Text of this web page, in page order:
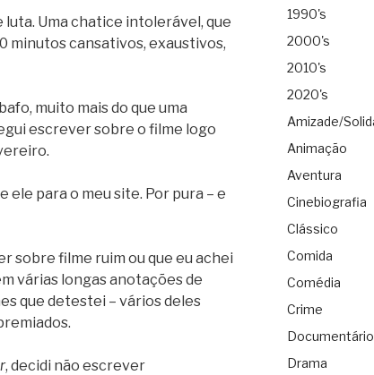
luta. Uma chatice intolerável, que
minutos cansativos, exaustivos,
muito mais do que uma
escrever sobre o filme logo
ele para o meu site. Por pura – e
sobre filme ruim ou que eu achei
várias longas anotações de
que detestei – vários deles
, decidi não escrever
1990's
2000's
2010's
2020's
Amizade/
Animação
Aventura
Cinebiografia
Clássico
Comida
Comédia
Crime
Documentário
Drama